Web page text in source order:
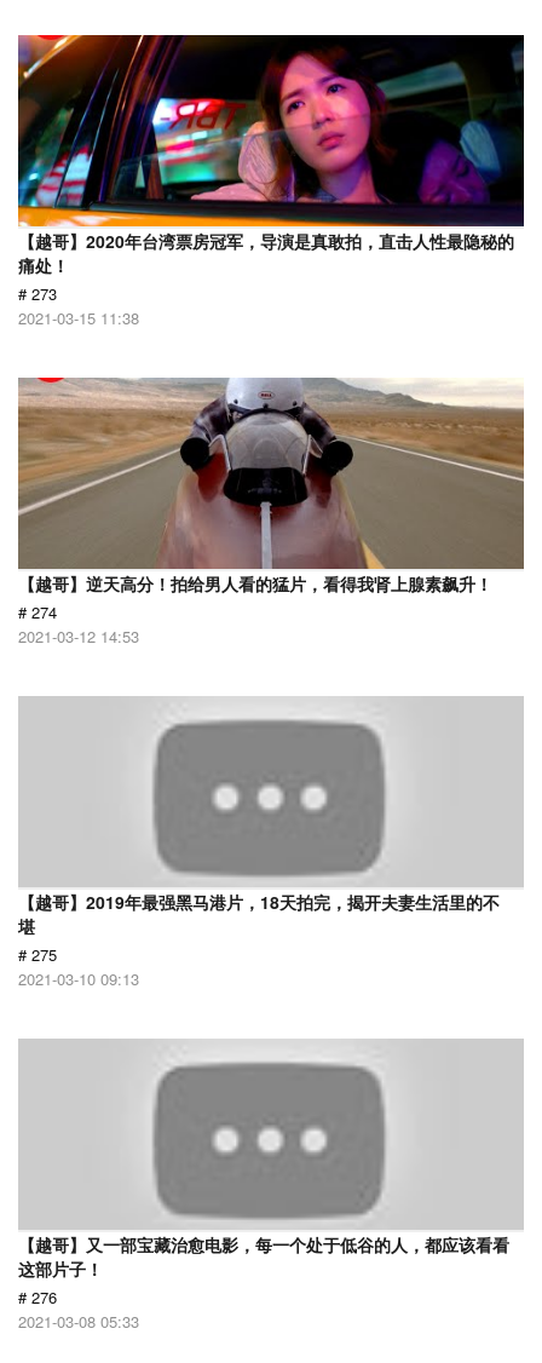
【越哥】2020年台湾票房冠军，导演是真敢拍，直击人性最隐秘的
痛处！
# 273
2021-03-15 11:38
【越哥】逆天高分！拍给男人看的猛片，看得我肾上腺素飙升！
# 274
2021-03-12 14:53
【越哥】2019年最强黑马港片，18天拍完，揭开夫妻生活里的不
堪
# 275
2021-03-10 09:13
【越哥】又一部宝藏治愈电影，每一个处于低谷的人，都应该看看
这部片子！
# 276
2021-03-08 05:33